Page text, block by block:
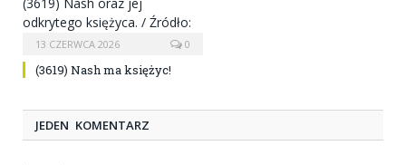
13 CZERWCA 2026 0
(3619) Nash ma księżyc!
JEDEN KOMENTARZ